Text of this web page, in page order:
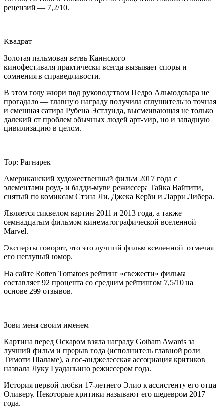
рецензий — 7,2/10.
Квадрат
Золотая пальмовая ветвь Каннского
кинофестиваля практически всегда вызывает споры и
сомнения в справедливости.
В этом году жюри под руководством Педро Альмодовара не
прогадало — главную награду получила оглушительно точная
и смешная сатира Рубена Эстлунда, высмеивающая не только
далекий от проблем обычных людей арт-мир, но и западную
цивилизацию в целом.
Тор: Рагнарек
Американский художественный фильм 2017 года с
элементами роуд- и бадди-муви режиссера Тайка Вайтити,
снятый по комиксам Стэна Ли, Джека Керби и Ларри Либера.
Является сиквелом картин 2011 и 2013 года, а также
семнадцатым фильмом кинематографической вселенной
Marvel.
Эксперты говорят, что это лучший фильм вселенной, отмечая
его неглупый юмор.
На сайте Rotten Tomatoes рейтинг «свежести» фильма
составляет 92 процента со средним рейтингом 7,5/10 на
основе 299 отзывов.
Зови меня своим именем
Картина перед Оскаром взяла награду Gotham Awards за
лучший фильм и прорыв года (исполнитель главной роли
Тимоти Шаламе), а лос-анджелесская ассоциация критиков
назвала Луку Гуаданьино режиссером года.
История первой любви 17-летнего Элио к ассистенту его отца
Оливеру. Некоторые критики называют его шедевром 2017
года.